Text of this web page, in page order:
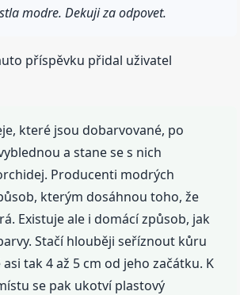
modre. Dekuji za odpovet.
příspěvku přidal uživatel
které jsou dobarvované, po
a stane se s nich
Producenti modrých
kterým dosáhnou toho, že
Existuje ale i domácí způsob, jak
Stačí hlouběji seříznout kůru
tak 4 až 5 cm od jeho začátku. K
se pak ukotví plastový